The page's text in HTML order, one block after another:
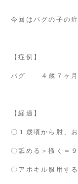
今回はパグの子の症
【症例】
パグ ４歳７ヶ
【経過】
〇１歳頃から肘、
〇舐める＞搔く＝
〇アポキル服用す